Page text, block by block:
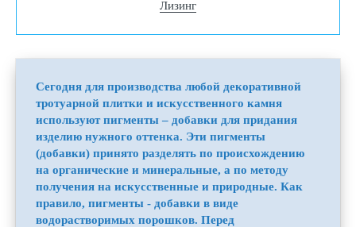
Лизинг
Сегодня для производства любой декоративной
тротуарной плитки и искусственного камня
используют пигменты – добавки для придания
изделию нужного оттенка. Эти пигменты
(добавки) принято разделять по происхождению
на органические и минеральные, а по методу
получения на искусственные и природные. Как
правило, пигменты - добавки в виде
водорастворимых порошков. Перед